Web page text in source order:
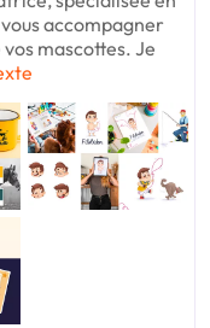
accompagner
mascottes. Je